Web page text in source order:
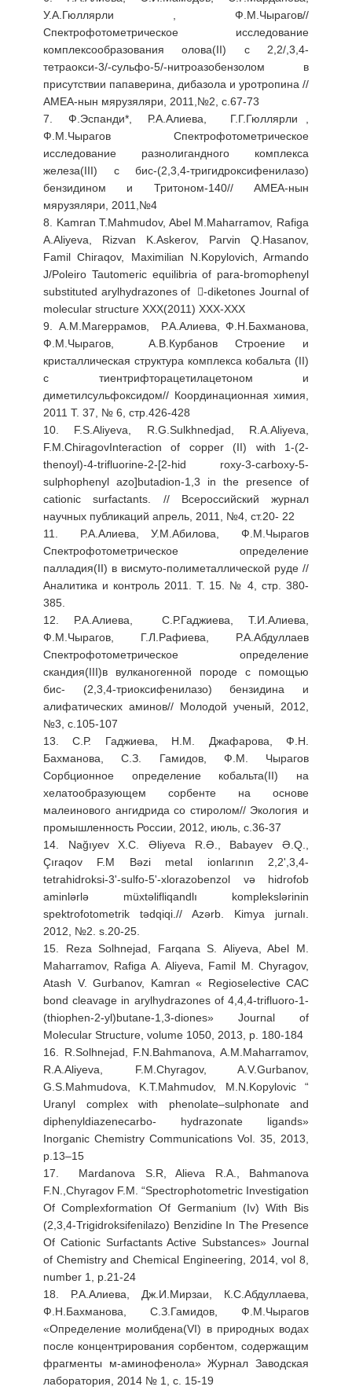
У.А.Гюллярли , Ф.М.Чырагов//
Спектрофотометрическое исследование
комплексообразования олова(II) с 2,2/,3,4-
тетраокси-3/-сульфо-5/-нитроазобензолом в
присутствии папаверина, дибазола и уротропина //
АМЕА-нын мярузяляри, 2011,№2, с.67-73
7. Ф.Эспанди*, Р.А.Алиева, Г.Г.Гюллярли ,
Ф.М.Чырагов Спектрофотометрическое
исследование разнолигандного комплекса
железа(ΙΙΙ) с бис-(2,3,4-тригидроксифенилазо)
бензидином и Тритоном-140// АМЕА-нын
мярузяляри, 2011,№4
8. Kamran T.Mahmudov, Abel M.Maharramov, Rafiga
A.Aliyeva, Rizvan K.Askerov, Parvin Q.Hasanov,
Famil Chiraqov, Maximilian N.Kopylovich, Armando
J/Poleiro Tautomeric equilibria of para-bromophenyl
substituted arylhydrazones of -diketones Journal of
molecular structure XXX(2011) XXX-XXX
9. А.М.Магеррамов, Р.А.Алиева, Ф.Н.Бахманова,
Ф.М.Чырагов, А.В.Курбанов Строение и
кристаллическая структура комплекса кобальта (II)
с тиентрифторацетилацетоном и
диметилсульфоксидом// Координационная химия,
2011 Т. 37, № 6, стр.426-428
10. F.S.Aliyeva, R.G.Sulkhnedjad, R.A.Aliyeva,
F.M.ChiragovInteraction of copper (II) with 1-(2-
thenoyl)-4-trifluorine-2-[2-hid roxy-3-carboxy-5-
sulphophenyl azo]butadion-1,3 in the presence of
cationic surfactants. // Всероссийский журнал
научных публикаций апрель, 2011, №4, ст.20- 22
11. Р.А.Алиева, У.М.Абилова, Ф.М.Чырагов
Спектрофотометрическое определение
палладия(II) в висмуто-полиметаллической руде //
Аналитика и контроль 2011. Т. 15. № 4, стр. 380-
385.
12. Р.А.Алиева, С.Р.Гаджиева, Т.И.Алиева,
Ф.М.Чырагов, Г.Л.Рафиева, Р.А.Абдуллаев
Спектрофотометрическое определение
скандия(III)в вулканогенной породе с помощью
бис- (2,3,4-триоксифенилазо) бензидина и
алифатических аминов// Молодой ученый, 2012,
№3, с.105-107
13. С.Р. Гаджиева, Н.М. Джафарова, Ф.Н.
Бахманова, С.З. Гамидов, Ф.М. Чырагов
Сорбционное определение кобальта(II) на
хелатообразующем сорбенте на основе
малеинового ангидрида со стиролом// Экология и
промышленность России, 2012, июль, с.36-37
14. Nağıyev X.C. Əliyeva R.Ə., Babayev Ə.Q.,
Çıraqov F.M Bəzi metal ionlarının 2,2',3,4-
tetrahidroksi-3'-sulfo-5'-xlorazobenzol və hidrofob
aminlərlə müxtəlifliqandlı komplekslərinin
spektrofotometrik tədqiqi.// Azərb. Kimya jurnalı.
2012, №2. s.20-25.
15. Reza Solhnejad, Farqana S. Aliyeva, Abel M.
Maharramov, Rafiga A. Aliyeva, Famil M. Chyragov,
Atash V. Gurbanov, Kamran « Regioselective CAC
bond cleavage in arylhydrazones of 4,4,4-trifluoro-1-
(thiophen-2-yl)butane-1,3-diones» Journal of
Molecular Structure, volume 1050, 2013, p. 180-184
16. R.Solhnejad, F.N.Bahmanova, A.M.Maharramov,
R.A.Aliyeva, F.M.Chyragov, A.V.Gurbanov,
G.S.Mahmudova, K.T.Mahmudov, M.N.Kopylovic “
Uranyl complex with phenolate–sulphonate and
diphenyldiazenecarbo- hydrazonate ligands»
Inorganic Chemistry Communications Vol. 35, 2013,
p.13–15
17. Mardanova S.R, Alieva R.A., Bahmanova
F.N.,Chyragov F.M. “Spectrophotometric Investigation
Of Complexformation Of Germanium (Iv) With Bis
(2,3,4-Trigidroksifenilazo) Benzidine In The Presence
Of Cationic Surfactants Active Substances» Journal
of Chemistry and Chemical Engineering, 2014, vol 8,
number 1, p.21-24
18. Р.А.Алиева, Дж.И.Мирзаи, К.С.Абдуллаева,
Ф.Н.Бахманова, С.З.Гамидов, Ф.М.Чырагов
«Определение молибдена(VI) в природных водах
после концентрирования сорбентом, содержащим
фрагменты м-аминофенола» Журнал Заводская
лаборатория, 2014 № 1, с. 15-19